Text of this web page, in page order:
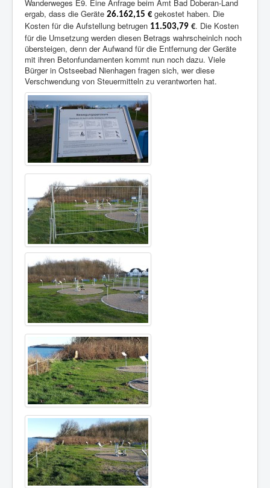
Wanderweges E9. Eine Anfrage beim Amt Bad Doberan-Land
ergab, dass die Geräte 26.162,15 € gekostet haben. Die
Kosten für die Aufstellung betrugen 11.503,79 €. Die Kosten
für die Umsetzung werden diesen Betrags wahrscheinlch noch
übersteigen, denn der Aufwand für die Entfernung der Geräte
mit ihren Betonfundamenten kommt nun noch dazu. Viele
Bürger in Ostseebad Nienhagen fragen sich, wer diese
Verschwendung von Steuermitteln zu verantworten hat.